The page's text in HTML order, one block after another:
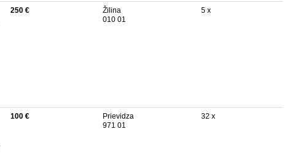
250 €
Žilina
010 01
5 x
100 €
Prievidza
971 01
32 x